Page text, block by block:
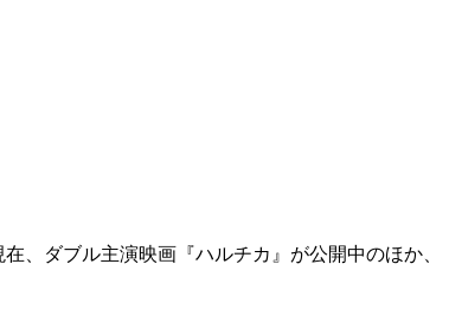
ダブル主演映画『ハルチカ』が公開中のほか、